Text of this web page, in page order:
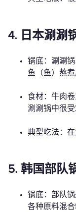
4. 日本涮涮
锅底：涮涮
鱼（鱼）熬
食材：牛肉
涮涮锅中很
典型吃法：在
5. 韩国部队
锅底：部队
各种原料混合